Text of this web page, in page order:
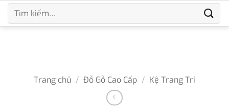
Bỏ Tìm
Trang chủ / Đỗ Gỗ Cao Cấp / Kệ Trang Trí